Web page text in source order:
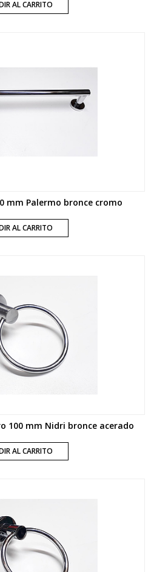
AL CARRITO
mm Palermo bronce cromo
AL CARRITO
100 mm Nidri bronce acerado
AL CARRITO